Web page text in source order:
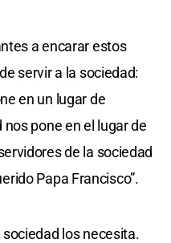
a encarar estos
servir a la sociedad:
en un lugar de
pone en el lugar de
de la sociedad
Papa Francisco”.
los necesita.